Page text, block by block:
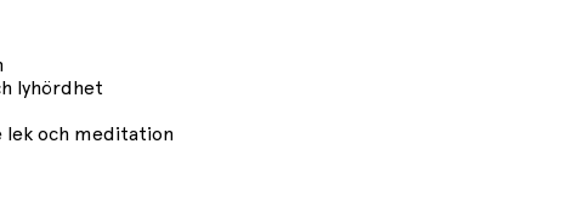
lyhördhet
lek och meditation